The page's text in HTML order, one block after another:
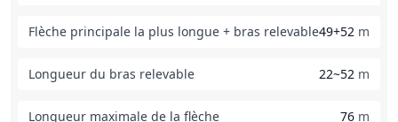
Flèche principale la plus longue + bras relevable49+52 m
Longueur du bras relevable 22~52 m
Longueur maximale de la flèche 76 m